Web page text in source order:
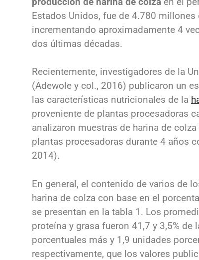
Estados Unidos, fue de 4.780 millones
incrementando aproximadamente 4
dos últimas décadas.
Recientemente, investigadores de la
(Adewole y col., 2016) publicaron un
las características nutricionales de la
proveniente de plantas procesadoras
analizaron muestras de harina de
plantas procesadoras durante 4 años
2014).
En general, el contenido de varios de
harina de colza con base en el
se presentan en la tabla 1. Los
proteína y grasa fueron 41,7 y 3,5% de
porcentuales más y 1,9 unidades
respectivamente, que los valores